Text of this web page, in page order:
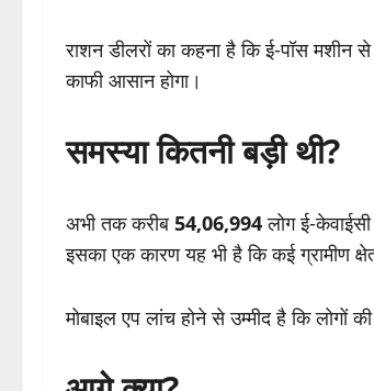
राशन डीलरों का कहना है कि ई-पॉस मशीन
काफी आसान होगा।
समस्या कितनी बड़ी थी?
अभी तक करीब 54,06,994लोग ई-
इसका एक कारण यह भी है कि कई ग्रामीण
मोबाइल एप लांच होने से उम्मीद है कि लोगों